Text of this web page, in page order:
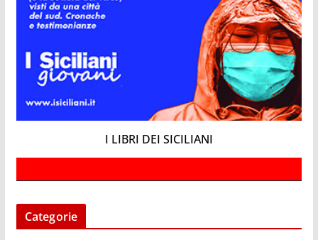
I LIBRI DEI SICILIANI
Categorie